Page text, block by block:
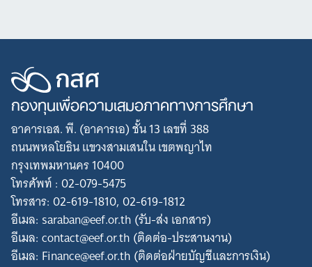
กองทุนเพื่อความเสมอภาคทางการศึกษา
อาคารเอส. พี. (อาคารเอ) ชั้น 13 เลขที่ 388
ถนนพหลโยธิน แขวงสามเสนใน เขตพญาไท
กรุงเทพมหานคร 10400
โทรศัพท์ : 02-079-5475
โทรสาร: 02-619-1810, 02-619-1812
อีเมล: saraban@eef.or.th (รับ-ส่ง เอกสาร)
อีเมล: contact@eef.or.th (ติดต่อ-ประสานงาน)
อีเมล: Finance@eef.or.th (ติดต่อฝ่ายบัญชีและการเงิน)